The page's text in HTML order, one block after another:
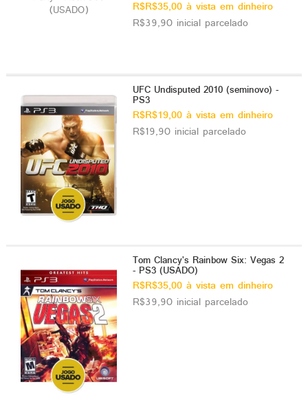
R$R$35,00 à vista em dinheiro
R$39,90 inicial parcelado
UFC Undisputed 2010 (seminovo) -
PS3
R$R$19,00 à vista em dinheiro
R$19,90 inicial parcelado
Tom Clancy's Rainbow Six: Vegas 2
- PS3 (USADO)
R$R$35,00 à vista em dinheiro
R$39,90 inicial parcelado